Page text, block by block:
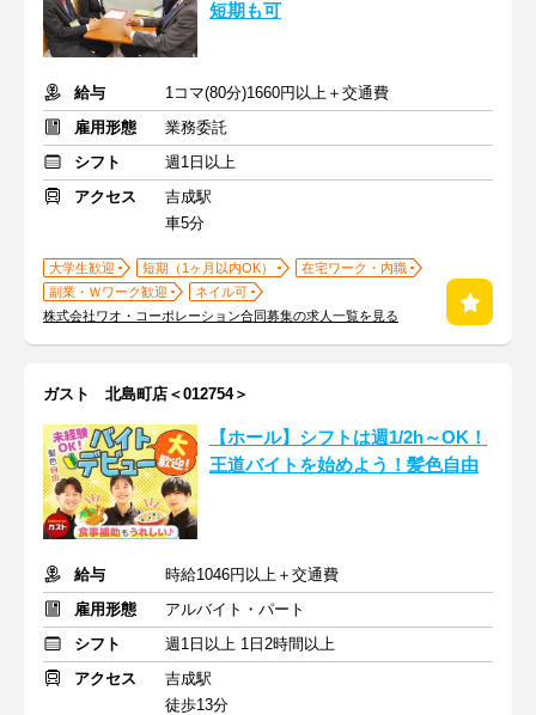
短期も可
給与
1コマ(80分)1660円以上＋交通費
雇用形態
業務委託
シフト
週1日以上
アクセス
吉成駅
車5分
大学生歓迎 短期（1ヶ月以内OK）
在宅ワーク・内職
副業・Ｗワーク歓迎
ネイル可
株式会社ワオ・コーポレーション合同募集の求人一覧を見る
ガスト 北島町店＜012754＞
【ホール】シフトは週1/2h～OK！
王道バイトを始めよう！髪色自由
給与
時給1046円以上＋交通費
雇用形態
アルバイト・パート
シフト
週1日以上 1日2時間以上
アクセス
吉成駅
徒歩13分